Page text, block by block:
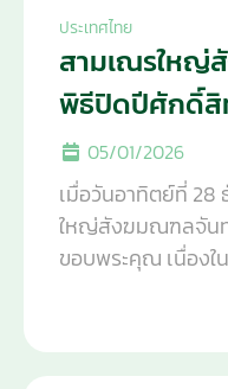
ประเทศไทย
สามเณรใหญ่
พิธีปิดปีศักดิ์สิ
05/01/2026
เมื่อวันอาทิตย์ที่ 28
ใหญ่สังฆมณฑลจันท
ขอบพระคุณ เนื่องใ